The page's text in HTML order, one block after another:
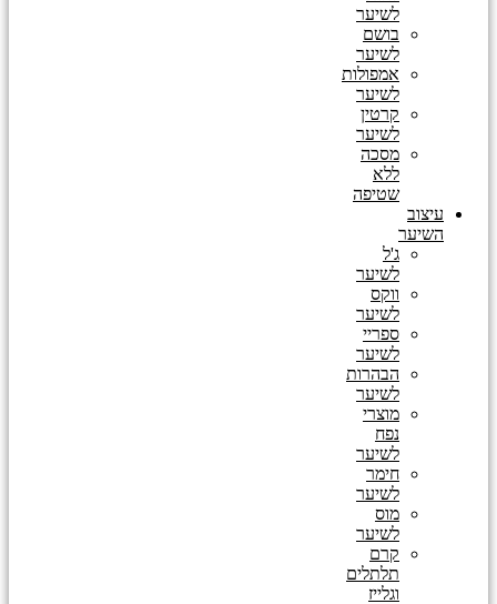
לשיער
בושם
לשיער
אמפולות
לשיער
קרטין
לשיער
מסכה
ללא
שטיפה
עיצוב
השיער
ג'ל
לשיער
ווקס
לשיער
ספריי
לשיער
הבהרות
לשיער
מוצרי
נפח
לשיער
חימר
לשיער
מוס
לשיער
קרם
תלתלים
וגלייז